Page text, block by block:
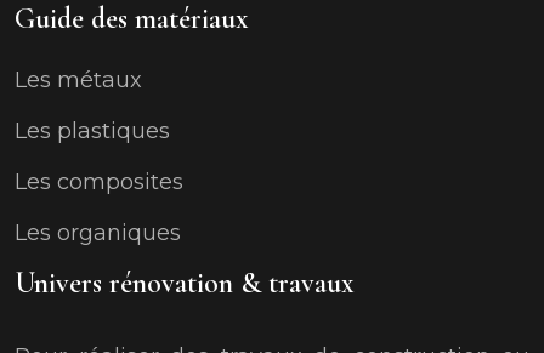
Guide des matériaux
Les métaux
Les plastiques
Les composites
Les organiques
Univers rénovation & travaux